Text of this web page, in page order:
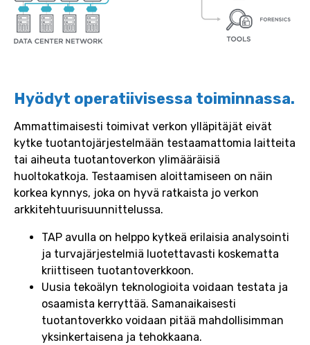
Hyödyt operatiivisessa toiminnassa.
Ammattimaisesti toimivat verkon ylläpitäjät eivät
kytke tuotantojärjestelmään testaamattomia laitteita
tai aiheuta tuotantoverkon ylimääräisiä
huoltokatkoja. Testaamisen aloittamiseen on näin
korkea kynnys, joka on hyvä ratkaista jo verkon
arkkitehtuurisuunnittelussa.
TAP avulla on helppo kytkeä erilaisia analysointi
ja turvajärjestelmiä luotettavasti koskematta
kriittiseen tuotantoverkkoon.
Uusia tekoälyn teknologioita voidaan testata ja
osaamista kerryttää. Samanaikaisesti
tuotantoverkko voidaan pitää mahdollisimman
yksinkertaisena ja tehokkaana.